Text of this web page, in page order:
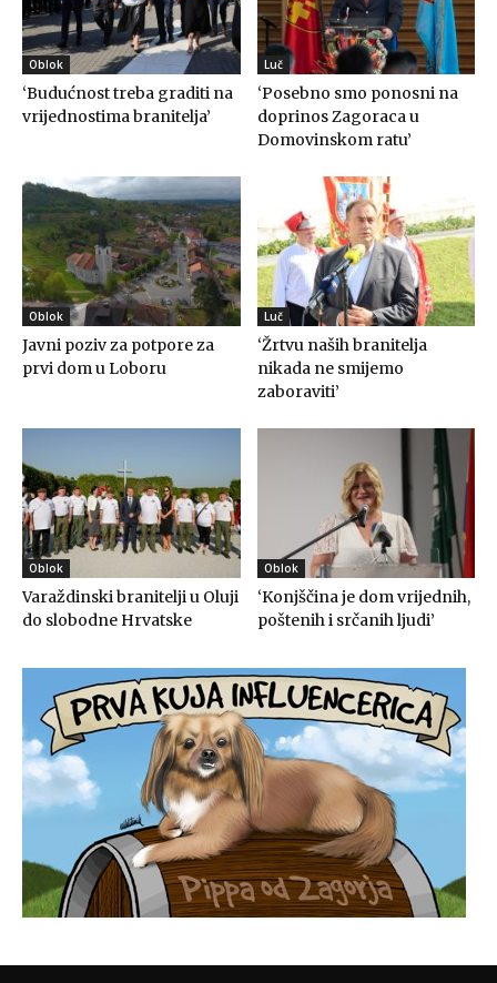
Oblok
‘Budućnost treba graditi na
vrijednostima branitelja’
Luč
‘Posebno smo ponosni na
doprinos Zagoraca u
Domovinskom ratu’
Oblok
Javni poziv za potpore za
prvi dom u Loboru
Luč
‘Žrtvu naših branitelja
nikada ne smijemo
zaboraviti’
Oblok
Varaždinski branitelji u Oluji
do slobodne Hrvatske
Oblok
‘Konjščina je dom vrijednih,
poštenih i srčanih ljudi’